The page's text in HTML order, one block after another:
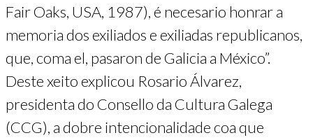
Fair Oaks, USA, 1987), é necesario honrar a
memoria dos exiliados e exiliadas republicanos,
que, coma el, pasaron de Galicia a México”.
Deste xeito explicou Rosario Álvarez,
presidenta do Consello da Cultura Galega
(CCG), a dobre intencionalidade coa que